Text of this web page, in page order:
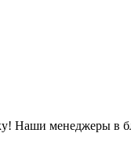
Наши менеджеры в